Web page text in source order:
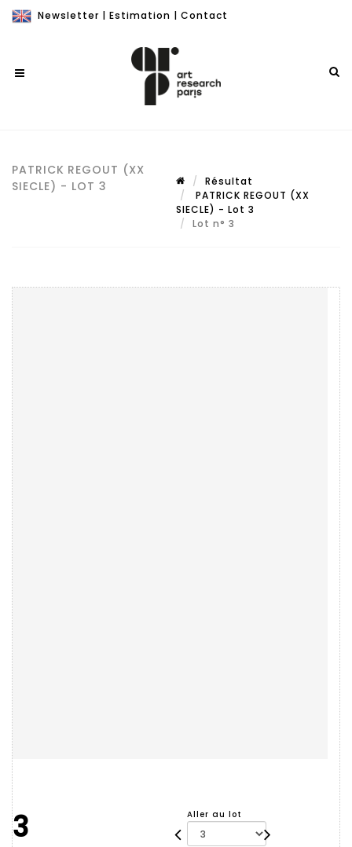
Newsletter | Estimation | Contact
PATRICK REGOUT (XX
SIECLE) - LOT 3
Résultat
PATRICK REGOUT (XX
SIECLE) - Lot 3
Lot n° 3
3 Aller au lot